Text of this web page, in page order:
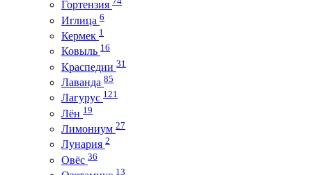
Гортензия
Иглица 6
Кермек 1
Ковыль 16
Краспедии 31
Лаванда 85
Лагурус 121
Лён 19
Лимониум 27
Лунария 2
Овёс 36
13